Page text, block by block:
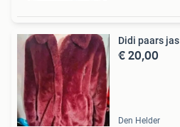
Didi paars jas
€ 20,00
Den Helder